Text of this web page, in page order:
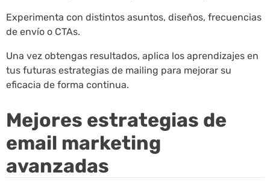
Experimenta con distintos asuntos, diseños, frecuencias
de envío o CTAs.
Una vez obtengas resultados, aplica los aprendizajes en
tus futuras estrategias de mailing para mejorar su
eficacia de forma continua.
Mejores estrategias de
email marketing
avanzadas